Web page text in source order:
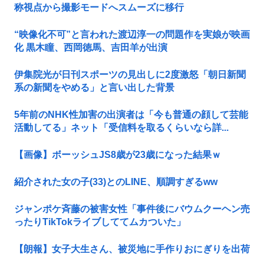
称視点から撮影モードへスムーズに移行
“映像化不可”と言われた渡辺淳一の問題作を実娘が映画
化 黒木瞳、西岡徳馬、吉田羊が出演
伊集院光が日刊スポーツの見出しに2度激怒「朝日新聞
系の新聞をやめる」と言い出した背景
5年前のNHK性加害の出演者は「今も普通の顔して芸能
活動してる」ネット「受信料を取るくらいなら詳...
【画像】ボーッシュJS8歳が23歳になった結果ｗ
紹介された女の子(33)とのLINE、順調すぎるww
ジャンポケ斉藤の被害女性「事件後にバウムクーヘン売
ったりTikTokライブしててムカついた」
【朗報】女子大生さん、被災地に手作りおにぎりを出荷